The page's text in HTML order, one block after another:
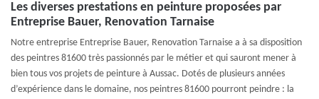
Les diverses prestations en peinture proposées par
Entreprise Bauer, Renovation Tarnaise
Notre entreprise Entreprise Bauer, Renovation Tarnaise a à sa disposition
des peintres 81600 très passionnés par le métier et qui sauront mener à
bien tous vos projets de peinture à Aussac. Dotés de plusieurs années
d’expérience dans le domaine, nos peintres 81600 pourront peindre : la